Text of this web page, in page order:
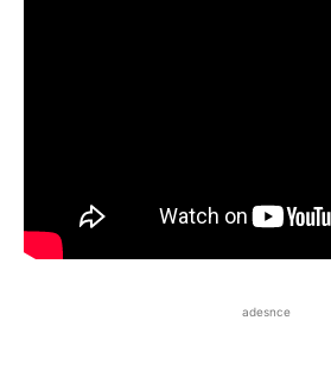
adesnce